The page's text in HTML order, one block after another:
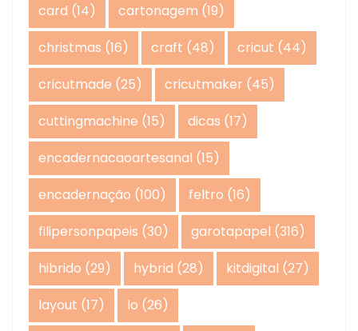
card (14) cartonagem (19)
christmas (16) craft (48) cricut (44)
cricutmade (25) cricutmaker (45)
cuttingmachine (15) dicas (17)
encadernacaoartesanal (15)
encadernação (100) feltro (16)
filipersonpapeis (30) garotapapel (316)
hibrido (29) hybrid (28) kitdigital (27)
layout (17) lo (26)